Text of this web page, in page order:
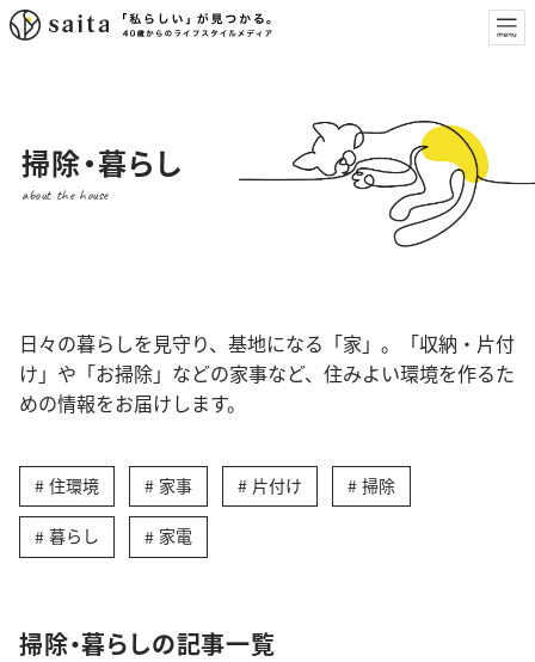
掃除・暮らし
about the house
日々の暮らしを見守り、基地になる「家」。「収納・片付
け」や「お掃除」などの家事など、住みよい環境を作るた
めの情報をお届けします。
住環境 家事 片付け 掃除
暮らし 家電
掃除・暮らしの記事一覧